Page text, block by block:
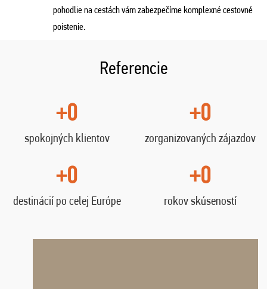
pohodlie na cestách vám zabezpečíme komplexné cestovné
poistenie.
Referencie
+0
spokojných klientov
+0
zorganizovaných zájazdov
+0
destinácií po celej Európe
+0
rokov skúseností